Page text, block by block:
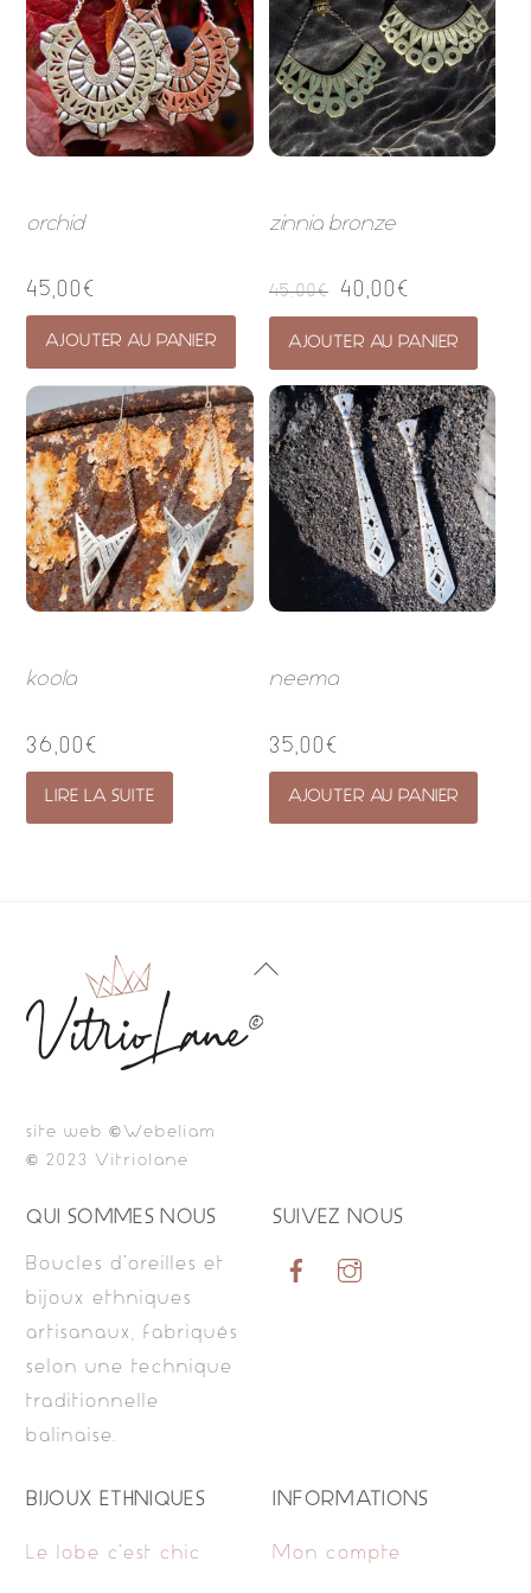
orchid
45,00 €
AJOUTER AU PANIER
zinnia bronze
45,00€ 40,00 €
AJOUTER AU PANIER
koola
36,00 €
LIRE LA SUITE
neema
35,00 €
AJOUTER AU PANIER
Back
site web ©Webeliam
© 2023 Vitriolane
QUI SOMMES NOUS
Boucles d’oreilles et
bijoux ethniques
artisanaux, fabriqués
selon une technique
traditionnelle
balinaise.
SUIVEZ NOUS
BIJOUX ETHNIQUES
Le lobe c’est chic
INFORMATIONS
Mon compte